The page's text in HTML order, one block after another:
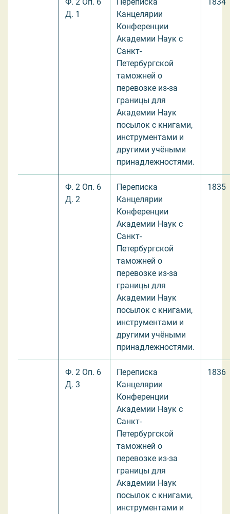
Д. 1
Канцелярии
Конференции
Академии Наук с
Санкт-
Петербургской
таможней о
перевозке из-за
границы для
Академии Наук
посылок с книгами,
инструментами и
другими учёными
принадлежностями.
Ф. 2 Оп. 6
Д. 2
Переписка
Канцелярии
Конференции
Академии Наук с
Санкт-
Петербургской
таможней о
перевозке из-за
границы для
Академии Наук
посылок с книгами,
инструментами и
другими учёными
принадлежностями.
1835
Ф. 2 Оп. 6
Д. 3
Переписка
Канцелярии
Конференции
Академии Наук с
Санкт-
Петербургской
таможней о
перевозке из-за
границы для
Академии Наук
посылок с книгами,
инструментами и
1836